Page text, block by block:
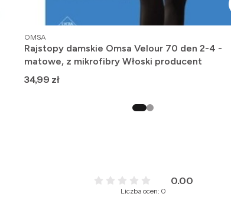
PRODUCENT
OMSA
Rajstopy damskie Omsa Velour 70 den 2-4 -
matowe, z mikrofibry Włoski producent
Cena
34,99 zł
0.00
Liczba ocen: 0